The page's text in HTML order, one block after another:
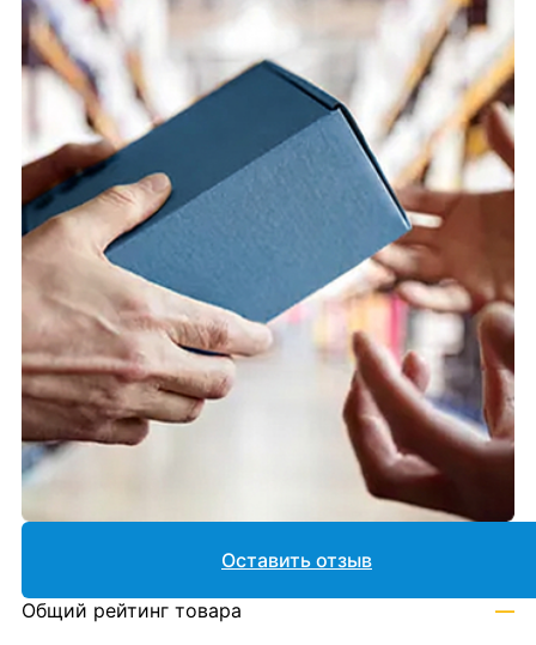
Оставить отзыв
Общий рейтинг товара —